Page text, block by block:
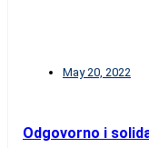
May 20, 2022
Odgovorno i